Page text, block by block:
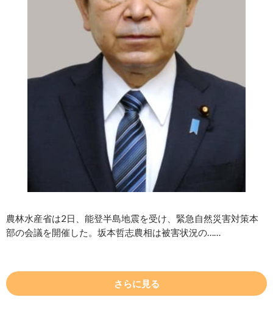
農林水産省は2日、能登半島地震を受け、緊急自然災害対策本
部の会議を開催した。坂本哲志農相は被害状況の……
さらに見る